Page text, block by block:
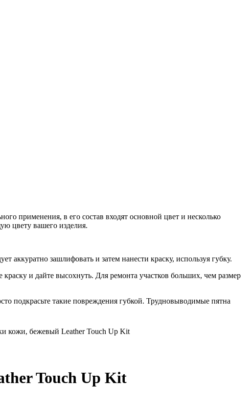
применения, в его состав входят основной цвет и несколько
цвету вашего изделия.
аккуратно зашлифовать и затем нанести краску, используя губку.
и дайте высохнуть. Для ремонта участков больших, чем размер
подкрасьте такие повреждения губкой. Трудновыводимые пятна
кожи, бежевый Leather Touch Up Kit
Touch Up Kit